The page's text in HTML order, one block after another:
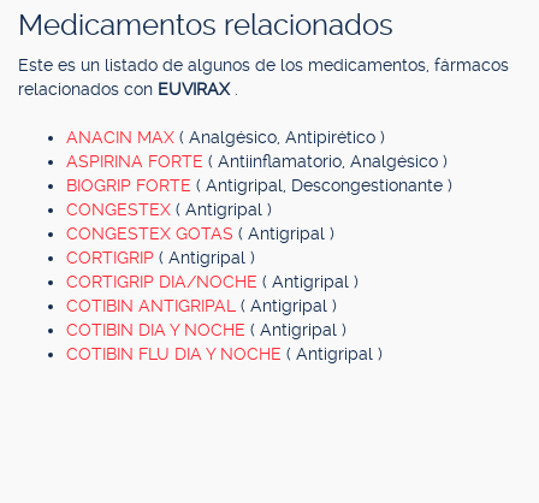
Medicamentos relacionados
Este es un listado de algunos de los medicamentos, fármacos
relacionados con EUVIRAX
ANACIN MAX ( Analgésico, Antipirético )
ASPIRINA FORTE ( Antiinflamatorio, Analgésico )
BIOGRIP FORTE ( Antigripal, Descongestionante )
CONGESTEX ( Antigripal )
CONGESTEX GOTAS ( Antigripal )
CORTIGRIP ( Antigripal )
CORTIGRIP DIA/NOCHE ( Antigripal )
COTIBIN ANTIGRIPAL ( Antigripal )
COTIBIN DIA Y NOCHE ( Antigripal )
COTIBIN FLU DIA Y NOCHE ( Antigripal )